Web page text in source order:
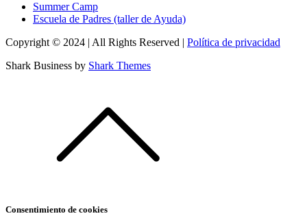
Summer Camp
Escuela de Padres (taller de Ayuda)
Copyright © 2024 | All Rights Reserved | Política de privacidad
Shark Business by Shark Themes
Consentimiento de cookies